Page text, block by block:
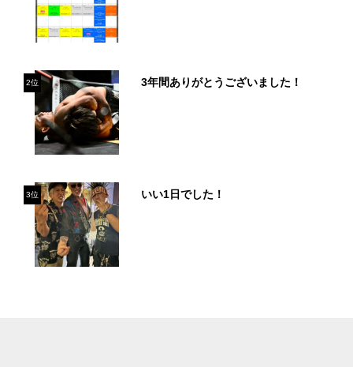
2位 3年間ありがとうございました！
3位 いい1日でした！